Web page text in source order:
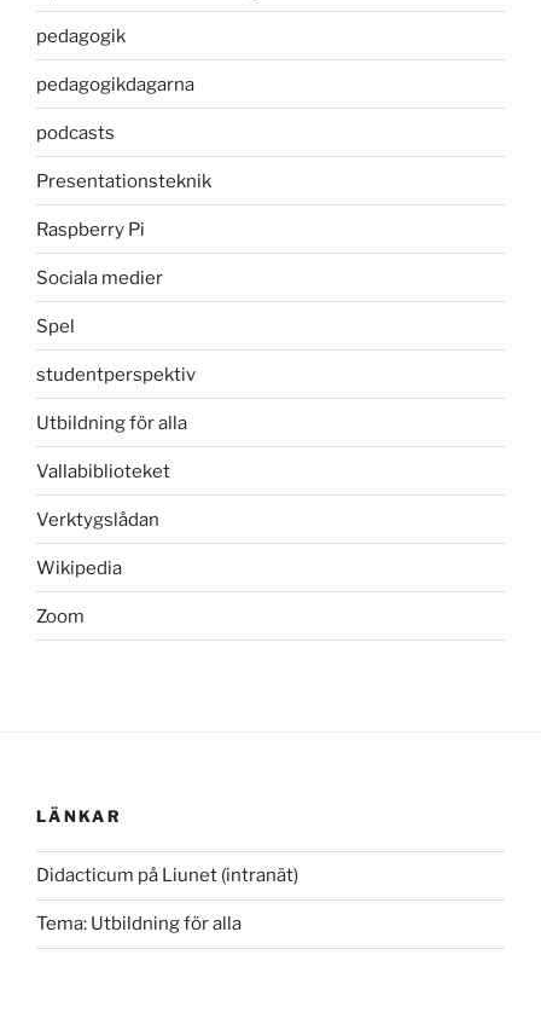
pedagogik
pedagogikdagarna
podcasts
Presentationsteknik
Raspberry Pi
Sociala medier
Spel
studentperspektiv
Utbildning för alla
Vallabiblioteket
Verktygslådan
Wikipedia
Zoom
LÄNKAR
Didacticum på Liunet (intranät)
Tema: Utbildning för alla